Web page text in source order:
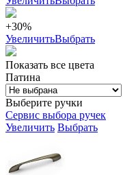
+30%
УвеличитьВыбрать
Показать все цвета
Патина
Выберите ручки
Сервис выбора ручек
Увеличить Выбрать